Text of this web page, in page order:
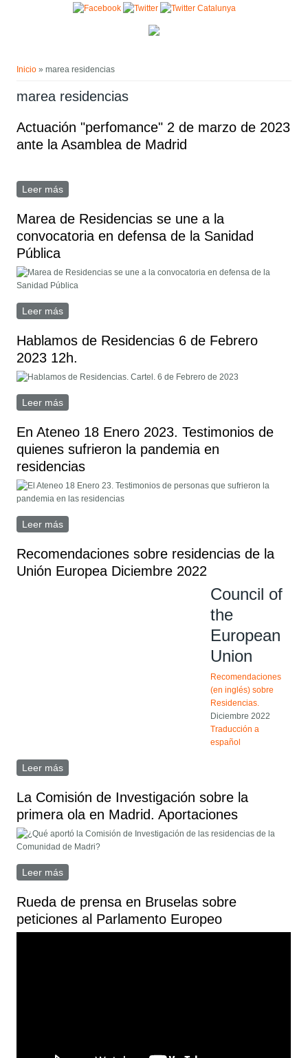
Pasar al contenido principal
Inicio » marea residencias
marea residencias
Actuación "perfomance" 2 de marzo de 2023
ante la Asamblea de Madrid
Leer más
Marea de Residencias se une a la
convocatoria en defensa de la Sanidad
Pública
Leer más
Hablamos de Residencias 6 de Febrero
2023 12h.
Leer más
En Ateneo 18 Enero 2023. Testimonios de
quienes sufrieron la pandemia en
residencias
Leer más
Recomendaciones sobre residencias de la
Unión Europea Diciembre 2022
Council of
the
European
Union
Recomendaciones
(en inglés) sobre
Residencias.
Diciembre 2022
Traducción a
español
Leer más
La Comisión de Investigación sobre la
primera ola en Madrid. Aportaciones
Leer más
Rueda de prensa en Bruselas sobre
peticiones al Parlamento Europeo